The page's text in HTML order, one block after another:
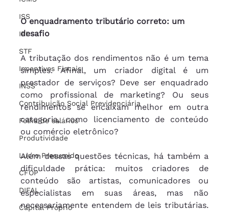
ISS
IPI
STF
Incentivos Fiscais
INSS
Contribuição Social Previdenciária
Folha de salários
Produtividade
Lucro Presumido
CFOP
DIFAL
Capital Próprio
O enquadramento tributário correto: um
desafio
A tributação dos rendimentos não é um tema
simples. Afinal, um criador digital é um
prestador de serviços? Deve ser enquadrado
como profissional de marketing? Ou seus
rendimentos se encaixam melhor em outra
categoria, como licenciamento de conteúdo
ou comércio eletrônico?
Além dessas questões técnicas, há também a
dificuldade prática: muitos criadores de
conteúdo são artistas, comunicadores ou
especialistas em suas áreas, mas não
necessariamente entendem de leis tributárias.